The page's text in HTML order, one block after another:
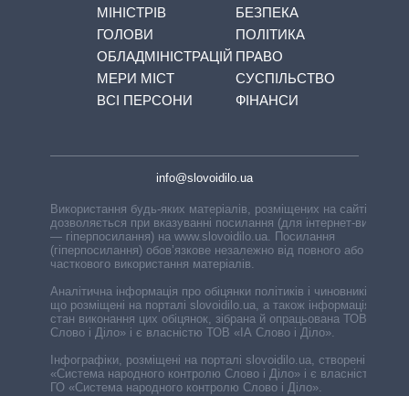
МІНІСТРІВ
ГОЛОВИ
ОБЛАДМІНІСТРАЦІЙ
МЕРИ МІСТ
ВСІ ПЕРСОНИ
БЕЗПЕКА
ПОЛІТИКА
ПРАВО
СУСПІЛЬСТВО
ФІНАНСИ
info@slovoidilo.ua
Використання будь-яких матеріалів, розміщених на сайті,
дозволяється при вказуванні посилання (для інтернет-видань
— гіперпосилання) на www.slovoidilo.ua. Посилання
(гіперпосилання) обов’язкове незалежно від повного або
часткового використання матеріалів.
Аналітична інформація про обіцянки політиків і чиновників,
що розміщені на порталі slovoidilo.ua, а також інформація про
стан виконання цих обіцянок, зібрана й опрацьована ТОВ «ІА
Слово і Діло» і є власністю ТОВ «ІА Слово і Діло».
Інфографіки, розміщені на порталі slovoidilo.ua, створені ГО
«Система народного контролю Слово і Діло» і є власністю
ГО «Система народного контролю Слово і Діло».